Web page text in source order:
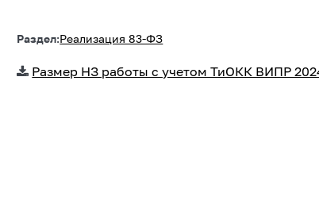
Раздел:Реализация 83-ФЗ
Размер НЗ работы с учетом ТиОКК ВИПР